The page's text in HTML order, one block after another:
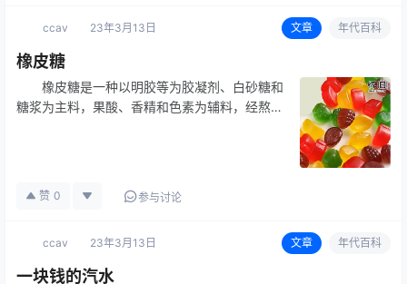
ccav 23年3月13日 文章 年代百科
橡皮糖
橡皮糖是一种以明胶等为胶凝剂、白砂糖和
糖浆为主料，果酸、香精和色素为辅料，经熬煮
赞 0 参与讨论
ccav 23年3月13日 文章 年代百科
一块钱的汽水